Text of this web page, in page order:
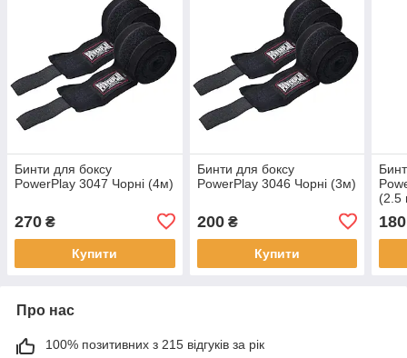
Бинти для боксу
PowerPlay 3047 Чорні (4м)
270 ₴
Купити
Бинти для боксу
PowerPlay 3046 Чорні (3м)
200₴
Купити
(2.5
180
Про нас
100% позитивних з 215 відгуків за рік